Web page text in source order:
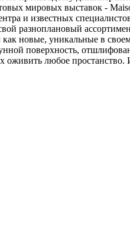
мировых выставок -
и известных
разноплановый
новые, уникальные в
поверхность,
оживить любое